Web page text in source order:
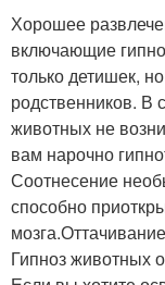
Хорошее
включающие
только детишек,
родственников. В
животных не
вам нарочно
Соотнесение
способно
мозга.Оттачивание
Гипноз животных